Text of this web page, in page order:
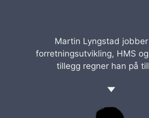
Martin Lyngstad
forretningsutvikling, HMS
tillegg regner han på